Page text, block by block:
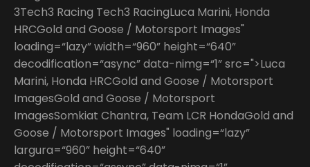
3Tech3 Racing Tech3 RacingLuca Marini, Honda
HRCGold and Goose / Motorsport Images"
loading=“lazy” width=“960” height=“640”
decodification=“async” data-nimg=“1” src=">Luca
Marini, Honda HRCGold and Goose / Motorsport
ImagesGold and Goose / Motorsport
ImagesSomkiat Chantra, Team LCR HondaGold and
Goose / Motorsport Images" loading=“lazy”
largura=“960” height=“640”